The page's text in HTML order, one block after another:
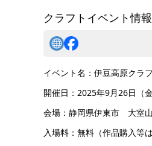
クラフトイベント情報
イベント名：伊豆高原クラ
開催日：2025年9月26日（
会場：静岡県伊東市 大室山
入場料：無料（作品購入等は